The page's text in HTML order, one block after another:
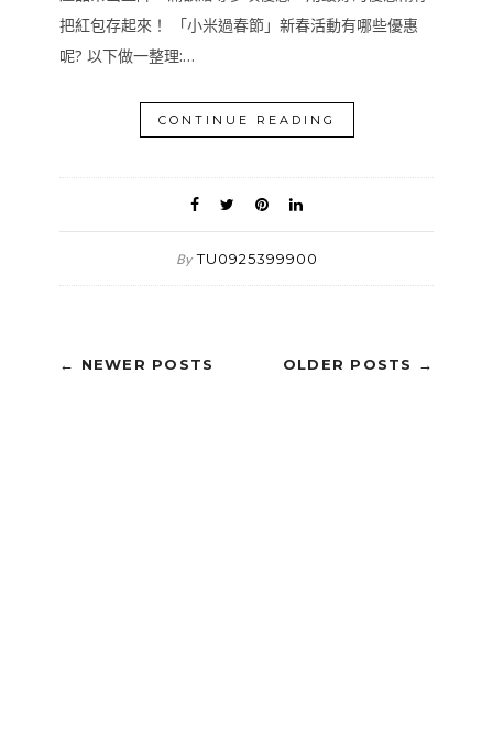
把紅包存起來！ 「小米過春節」新春活動有哪些優惠
呢? 以下做一整理:…
CONTINUE READING
By TU0925399900
OLDER POSTS →
← NEWER POSTS